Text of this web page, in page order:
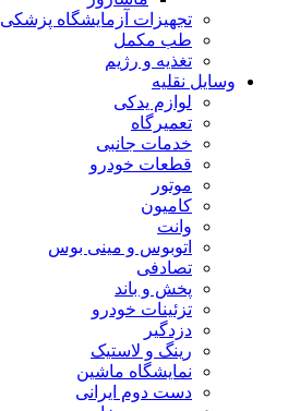
تجهیزات آزمایشگاه پزشکی
طب مکمل
تغذیه و رژیم
وسایل نقلیه
لوازم یدکی
تعمیرگاه
خدمات جانبی
قطعات خودرو
موتور
کامیون
وانت
اتوبوس و مینی بوس
تصادفی
پخش و باند
تزئینات خودرو
دزدگیر
رینگ و لاستیک
نمایشگاه ماشین
دست دوم ایرانی